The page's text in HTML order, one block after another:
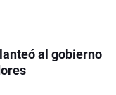
al gobierno